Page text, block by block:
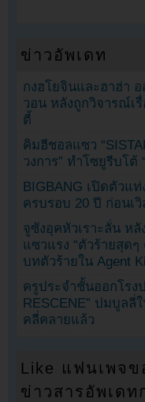
ข่าวอัพเดท
กงฮโยจินและฮาฮ่า
วอน หลังถูกวิจารณ์เรื่
ตี้
คิมฮีชอลแซว
วงการ” ทำโซยูรีบโต้
BIGBANG เปิดตัวแ
ครบรอบ 20 ปี ก่อนเ
จูซังอุคหัวเราะลั่น ห
แซวแรง “ตัวร้ายสุดๆ
บทตัวร้ายใน Agent
ครูประจำชั้นออกโรง
RESCENE” ปมบูลลี่
คลี่คลายแล้ว
Like แฟนเพจข
ข่าวสารอัพเด